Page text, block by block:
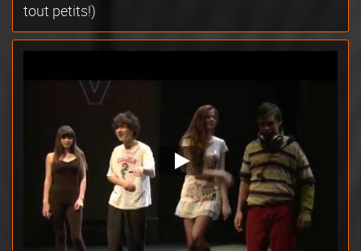
tout petits!)